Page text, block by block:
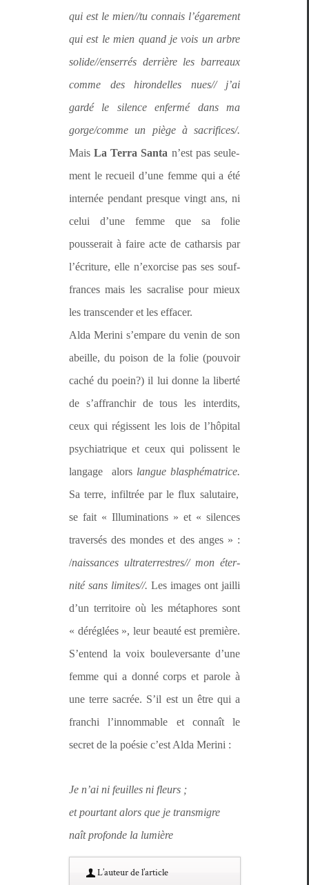
qui est le mien//tu con­nais l’égarement
qui est le mien quand je vois un arbre
solide//enserrés der­rière les bar­reaux
comme des hiron­delles nues// j’ai
gardé le silence enfer­mé dans ma
gorge/comme un piège à sacrifices/.
MaisLa Ter­ra San­ta n’est pas seule­
ment le recueil d’une femme qui a été
internée pen­dant presque vingt ans, ni
celui d’une femme que sa folie
pousserait à faire acte de cathar­sis par
l’écriture, elle n’exorcise pas ses souf­
frances mais les sacralise pour mieux
les tran­scen­der et les effacer.
Alda Meri­ni s’empare du venin de son
abeille, du poi­son de la folie (pou­voir
caché du poein?) il lui donne la lib­erté
de s’affranchir de tous les inter­dits,
ceux qui régis­sent les lois de l’hôpital
psy­chi­a­trique et ceux qui polis­sent le
lan­gage alors langue blas­phé­ma­trice.
Sa terre, infil­trée par le flux salu­taire,
se fait « Illu­mi­na­tions » et « silences
tra­ver­sés des mon­des et des anges » :
/nais­sances ultraterrestres// mon éter­
nité sans limites//. Les images ont jail­li
d’un ter­ri­toire où les métaphores sont
« déréglées », leur beauté est pre­mière.
S’entend la voix boulever­sante d’une
femme qui a don­né corps et parole à
une terre sacrée. S’il est un être qui a
franchi l’innommable et con­naît le
secret de la poésie c’est Alda Merini :
Je n’ai ni feuilles ni fleurs ;
et pour­tant alors que je transmigre
naît pro­fonde la lumière
L’au­teur de l’article